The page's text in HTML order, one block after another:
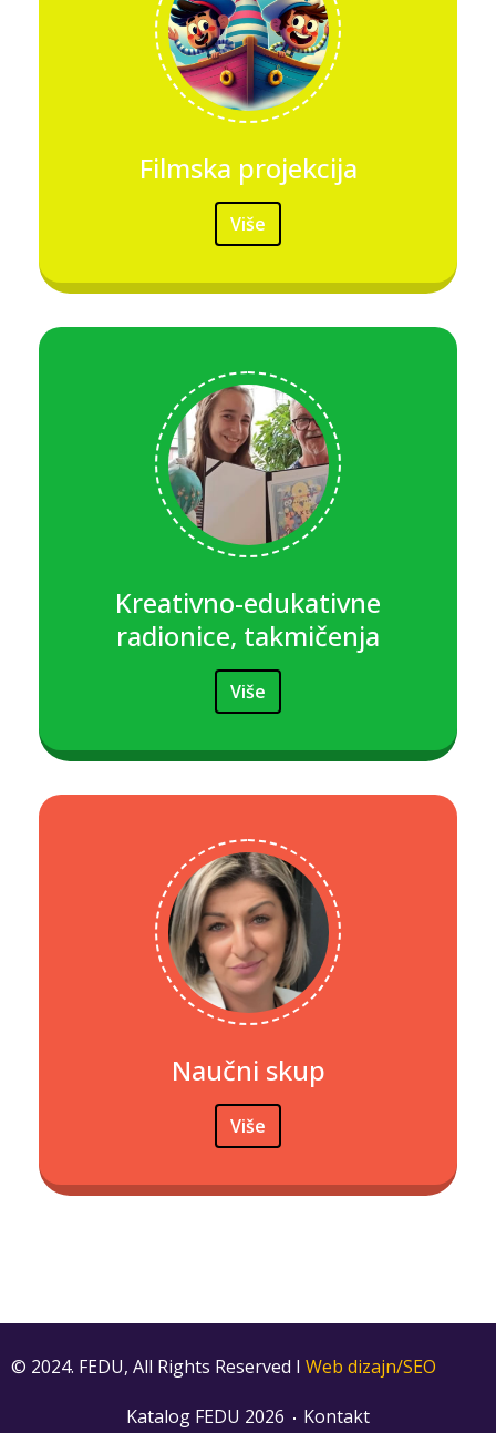
Filmska projekcija
Više
Kreativno-edukativne
radionice, takmičenja
Više
Naučni skup
Više
© 2024. FEDU, All Rights Reserved I Web dizajn/SEO
Katalog FEDU 2026 Kontakt